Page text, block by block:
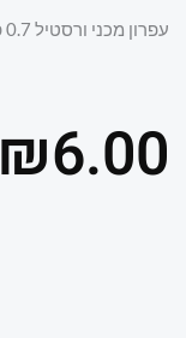
עפרון מכני ורסטיל 0.7 פילוט
₪6.00